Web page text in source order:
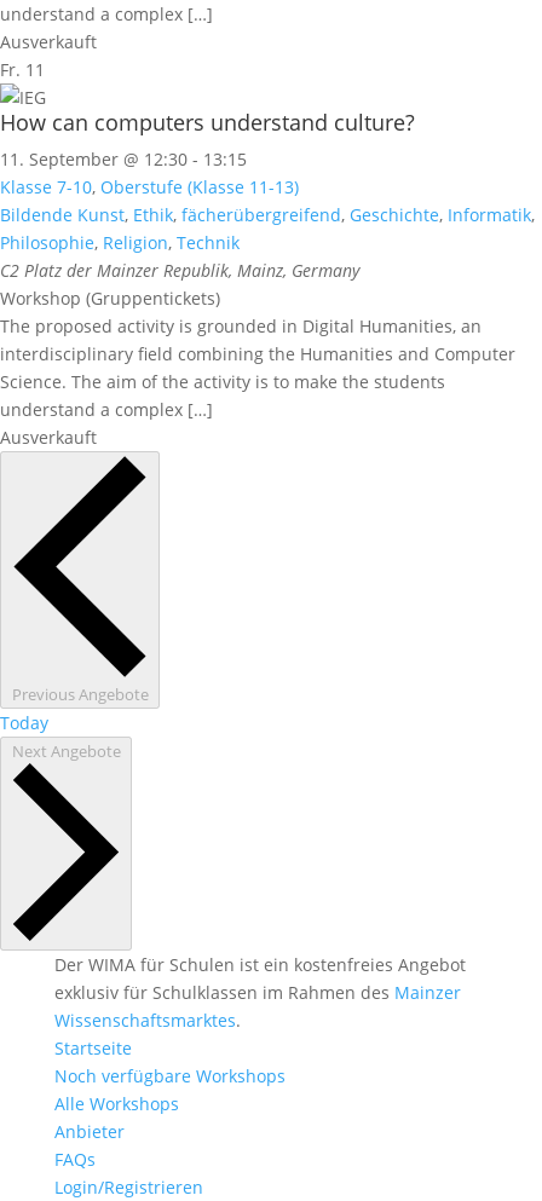
understand a complex […]
Ausverkauft
Fr. 11
How can computers understand culture?
11. September @ 12:30 - 13:15
Klasse 7-10, Oberstufe (Klasse 11-13)
Bildende Kunst, Ethik, fächerübergreifend, Geschichte, Informatik,
Philosophie, Religion, Technik
C2 Platz der Mainzer Republik, Mainz, Germany
Workshop (Gruppentickets)
The proposed activity is grounded in Digital Humanities, an
interdisciplinary field combining the Humanities and Computer
Science. The aim of the activity is to make the students
understand a complex […]
Ausverkauft
PreviousAngebote
Today
Next Angebote
Der WIMA für Schulen ist ein kostenfreies Angebot
exklusiv für Schulklassen im Rahmen des Mainzer
Wissenschaftsmarktes.
Startseite
Noch verfügbare Workshops
Alle Workshops
Anbieter
FAQs
Login/Registrieren